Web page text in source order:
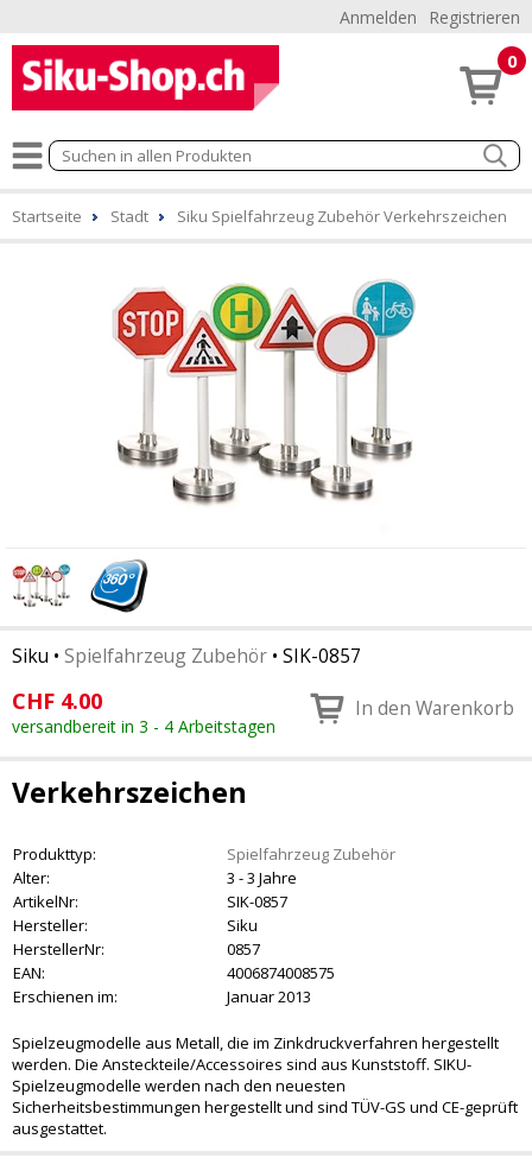
Anmelden Registrieren
0
Startseite Stadt Siku Spielfahrzeug Zubehör Verkehrszeichen
Siku • Spielfahrzeug Zubehör • SIK-0857
CHF 4.00
versandbereit in 3 - 4 Arbeitstagen
In den Warenkorb
Verkehrszeichen
Produkttyp:
Spielfahrzeug Zubehör
Alter:
3 - 3 Jahre
ArtikelNr:
SIK-0857
Hersteller:
Siku
HerstellerNr:
0857
EAN:
4006874008575
Erschienen im:
Januar 2013
Spielzeugmodelle aus Metall, die im Zinkdruckverfahren hergestellt
werden. Die Ansteckteile/Accessoires sind aus Kunststoff. SIKU-
Spielzeugmodelle werden nach den neuesten
Sicherheitsbestimmungen hergestellt und sind TÜV-GS und CE-geprüft
ausgestattet.